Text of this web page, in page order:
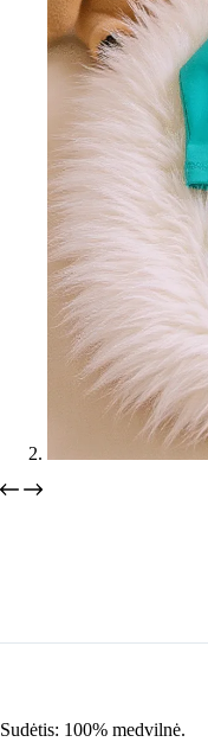
Sudėtis: 100% medvilnė.